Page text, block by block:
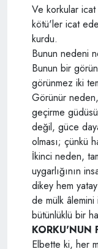
Ve korkular
kötü'ler icat
kurdu.
Bunun nedeni
Bunun bir
görünmez iki
Görünür
geçirme
değil, güce
olması; çünkü
İkinci neden,
uygarlığının
dikey hem
de mülk
bütünlüklü bir
KORKU'NUN
Elbette ki, her